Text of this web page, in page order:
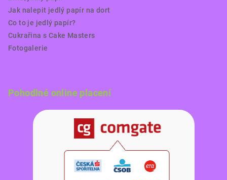
Jak nalepit jedlý papír na dort
Co to je jedlý papír?
Cukrařina s Cake Masters
Fotogalerie
Pohodlné online placení